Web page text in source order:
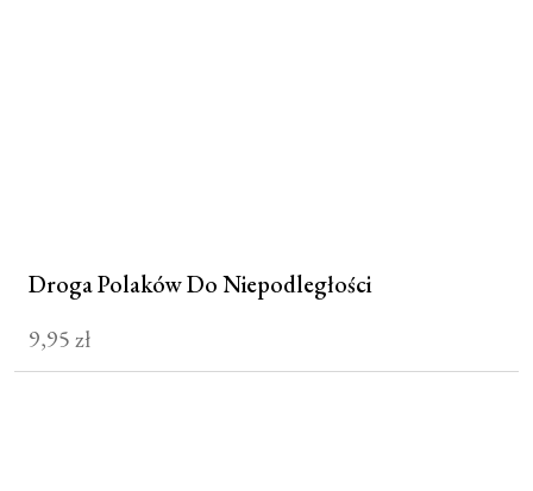
Droga Polaków Do Niepodległości
9,95zł